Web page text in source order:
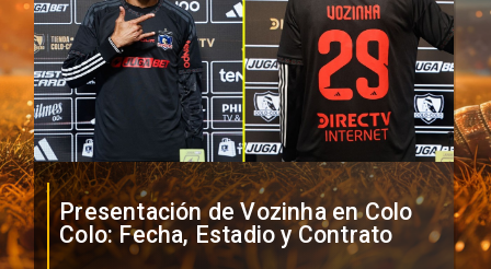
Presentación de Vozinha en Colo
Colo: Fecha, Estadio y Contrato